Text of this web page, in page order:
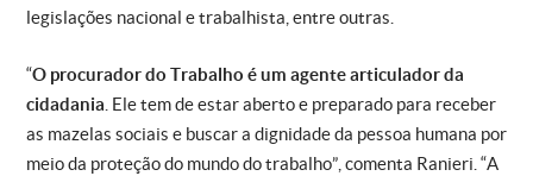
legislações nacional e trabalhista, entre outras.
“O procurador do Trabalho é um agente articulador da
cidadania . Ele tem de estar aberto e preparado para receber
as mazelas sociais e buscar a dignidade da pessoa humana por
meio da proteção do mundo do trabalho”, comenta Ranieri. “A